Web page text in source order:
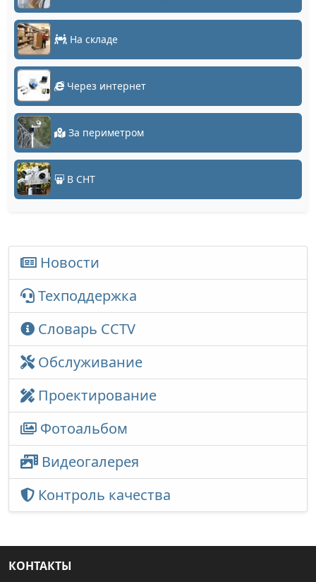
На складе
Через интернет
За периметром
В СНТ
Новости
Техподдержка
Словарь CCTV
Обслуживание
Проектирование
Фотоальбом
Видеогалерея
Контроль качества
КОНТАКТЫ